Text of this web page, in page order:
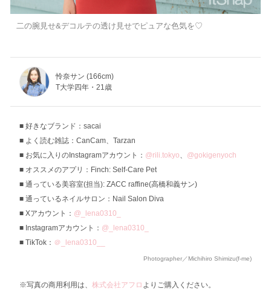
二の腕見せ&デコルテの透け見せでピュアな色気を♡
怜奈サン (166cm)
T大学四年・21歳
好きなブランド：sacai
よく読む雑誌：CanCam、Tarzan
お気に入りのInstagramアカウント： @rili.tokyo、 @gokigenyoch
オススメのアプリ：Finch: Self-Care Pet
通っている美容室(担当): ZACC raffine(高橋和義サン)
通っているネイルサロン：Nail Salon Diva
Xアカウント： @_lena0310_
Instagramアカウント： @_lena0310_
TikTok： ＠_lena0310__
Photographer／Michihiro Shimizu(f-me)
※写真の商用利用は、 株式会社アフロ よりご購入ください。